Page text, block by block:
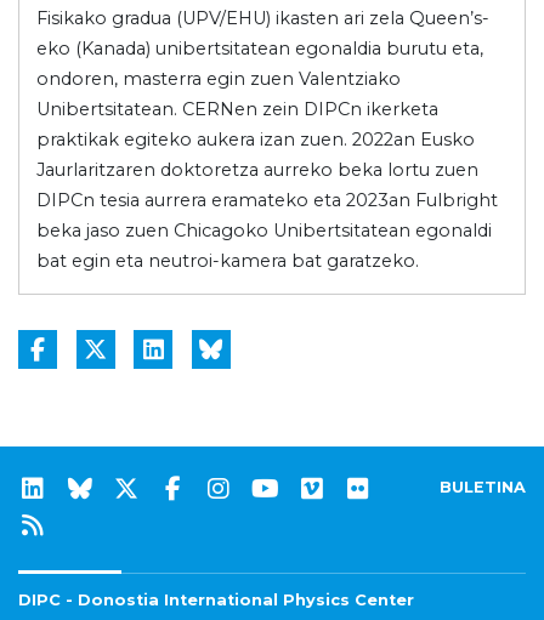
Fisikako gradua (UPV/EHU) ikasten ari zela Queen’s-
eko (Kanada) unibertsitatean egonaldia burutu eta,
ondoren, masterra egin zuen Valentziako
Unibertsitatean. CERNen zein DIPCn ikerketa
praktikak egiteko aukera izan zuen. 2022an Eusko
Jaurlaritzaren doktoretza aurreko beka lortu zuen
DIPCn tesia aurrera eramateko eta 2023an Fulbright
beka jaso zuen Chicagoko Unibertsitatean egonaldi
bat egin eta neutroi-kamera bat garatzeko.
BULETINA
DIPC - Donostia International Physics Center